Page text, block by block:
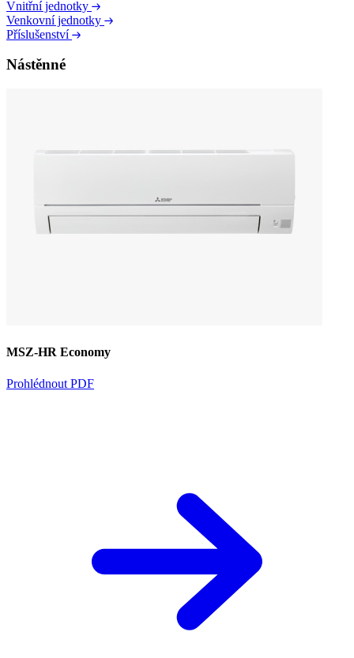
Vnitřní jednotky
Venkovní jednotky
Příslušenství
Nástěnné
MSZ-HR Economy
Prohlédnout PDF